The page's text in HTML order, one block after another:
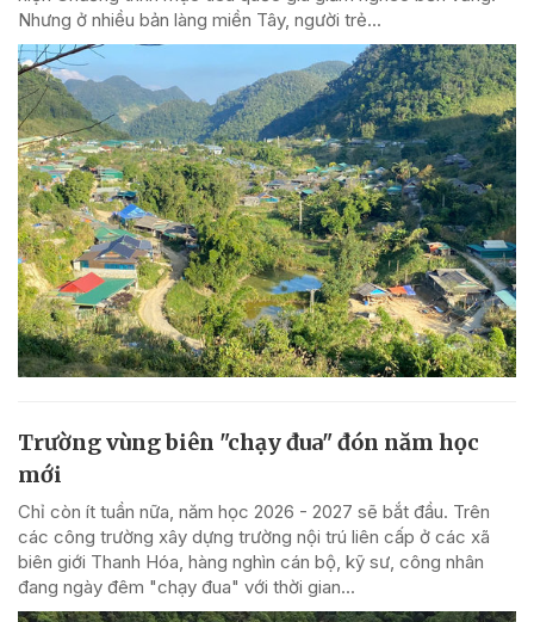
Nhưng ở nhiều bản làng miền Tây, người trẻ...
Trường vùng biên "chạy đua" đón năm học
mới
Chỉ còn ít tuần nữa, năm học 2026 - 2027 sẽ bắt đầu. Trên
các công trường xây dựng trường nội trú liên cấp ở các xã
biên giới Thanh Hóa, hàng nghìn cán bộ, kỹ sư, công nhân
đang ngày đêm "chạy đua" với thời gian...